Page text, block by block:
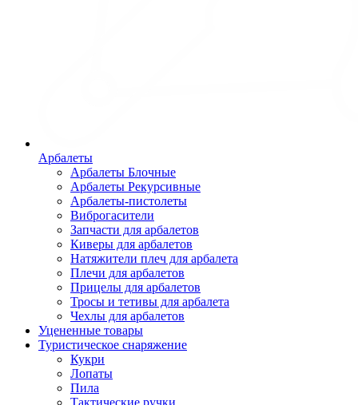
Арбалеты
Арбалеты Блочные
Арбалеты Рекурсивные
Арбалеты-пистолеты
Виброгасители
Запчасти для арбалетов
Киверы для арбалетов
Натяжители плеч для арбалета
Плечи для арбалетов
Прицелы для арбалетов
Тросы и тетивы для арбалета
Чехлы для арбалетов
Уцененные товары
Туристическое снаряжение
Кукри
Лопаты
Пила
Тактические ручки